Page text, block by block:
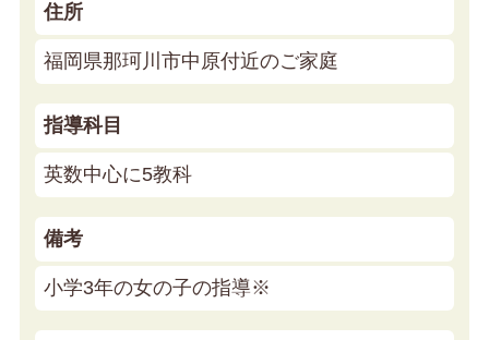
住所
福岡県那珂川市中原付近のご家庭
指導科目
英数中心に5教科
備考
小学3年の女の子の指導※